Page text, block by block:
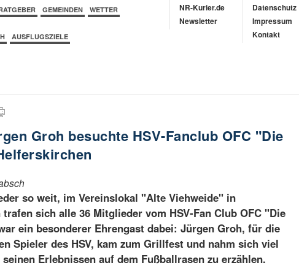
GEMEINDEN WETTER
AUSFLUGSZIELE
NR-Kurier.de
Newsletter
Datenschutz
Impressum
Kontakt
Groh besuchte HSV-Fanclub OFC "Die
so weit, im Vereinslokal "Alte Viehweide" in
sich alle 36 Mitglieder vom HSV-Fan Club OFC "Die
ein besonderer Ehrengast dabei: Jürgen Groh, für die
Spieler des HSV, kam zum Grillfest und nahm sich viel
Erlebnissen auf dem Fußballrasen zu erzählen.